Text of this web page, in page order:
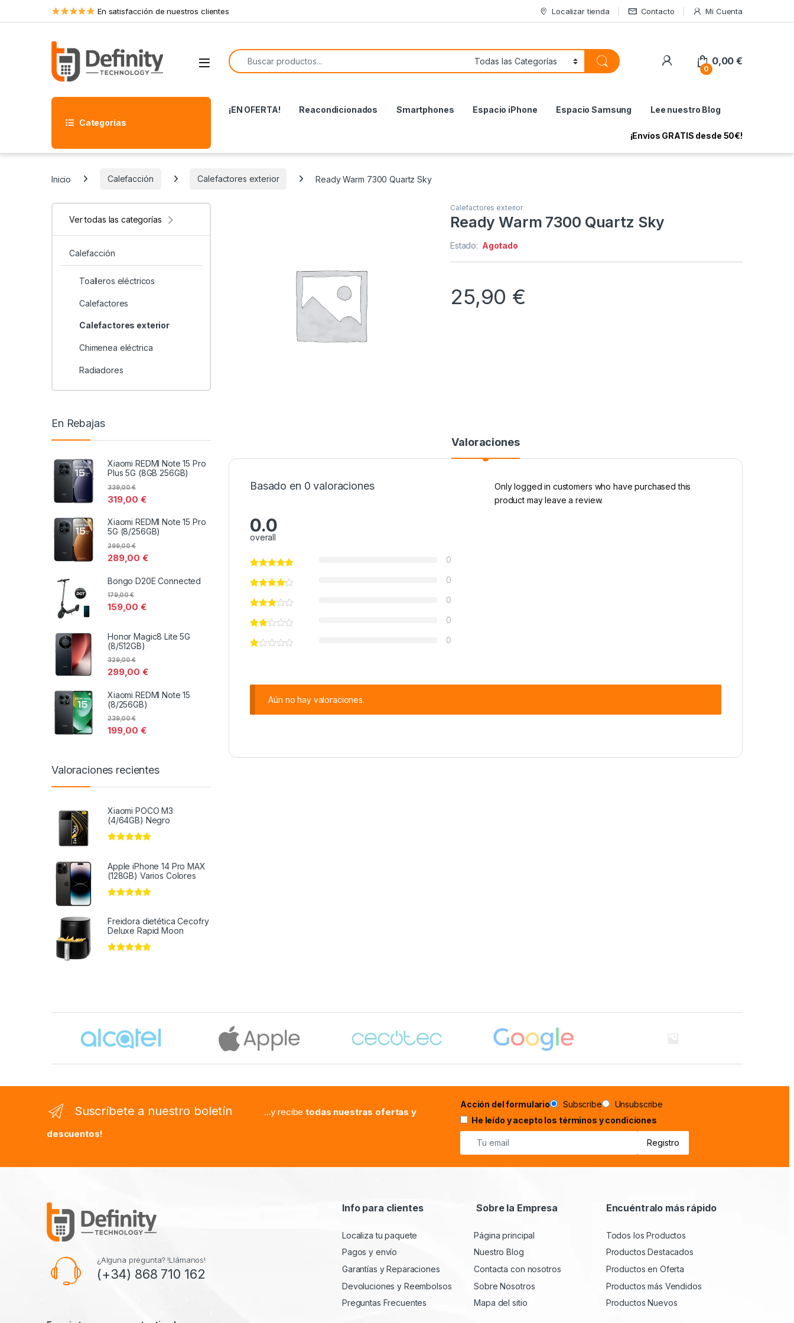
Skip to navigation
Skip to content En satisfacción de nuestros clientes Localizar tienda Contacto Mi Cuenta
Open
Search for:
My Account
0
0,00€
Categorías
¡EN OFERTA! Reacondicionados Smartphones Espacio iPhone Espacio Samsung Lee nuestro Blog
¡Envíos GRATIS desde 50€!
Inicio Calefacción Calefactores exterior Ready Warm 7300 Quartz Sky
Calefactores exterior
Ready Warm 7300 Quartz Sky
Estado: Agotado
25,90 €
Valoraciones
Basado en 0 valoraciones
0.0
overall
0
0
0
0
0
Only logged in customers who have purchased this
product may leave a review.
Aún no hay valoraciones.
Ver todas las categorías
Calefacción
Toalleros eléctricos
Calefactores
Calefactores exterior
Chimenea eléctrica
Radiadores
En Rebajas
Xiaomi REDMI Note 15 Pro
Plus 5G (8GB 256GB)
319,00€
339,00€
Xiaomi REDMI Note 15 Pro
5G (8/256GB)
289,00€
299,00€
Bongo D20E Connected
159,00€
179,00€
Honor Magic8 Lite 5G
(8/512GB)
299,00€
329,00€
Xiaomi REDMI Note 15
(8/256GB)
199,00€
239,00€
Valoraciones recientes
Xiaomi POCO M3
(4/64GB) Negro
Apple iPhone 14 Pro MAX
(128GB) Varios Colores
Freidora dietética Cecofry
Deluxe Rapid Moon
Suscríbete a nuestro boletín ...y recibetodas nuestras ofertas y
descuentos!
Acción del formulario Subscribe
Unsubscribe
He leído y acepto los términos y condiciones
¿Alguna pregunta? !Llámanos!
(+34) 868 710 162
Info para clientes
Localiza tu paquete
Pagos y envío
Garantías y Reparaciones
Devoluciones y Reembolsos
Preguntas Frecuentes
Sobre la Empresa
Página principal
Nuestro Blog
Contacta con nosotros
Sobre Nosotros
Mapa del sitio
Encuéntralo más rápido
Todos los Productos
Productos Destacados
Productos en Oferta
Productos más Vendidos
Productos Nuevos